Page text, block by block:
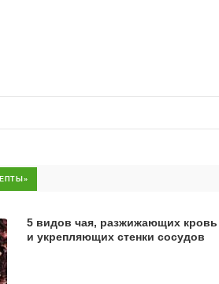
5 видов чая, разжижающих кровь
и укрепляющих стенки сосудов